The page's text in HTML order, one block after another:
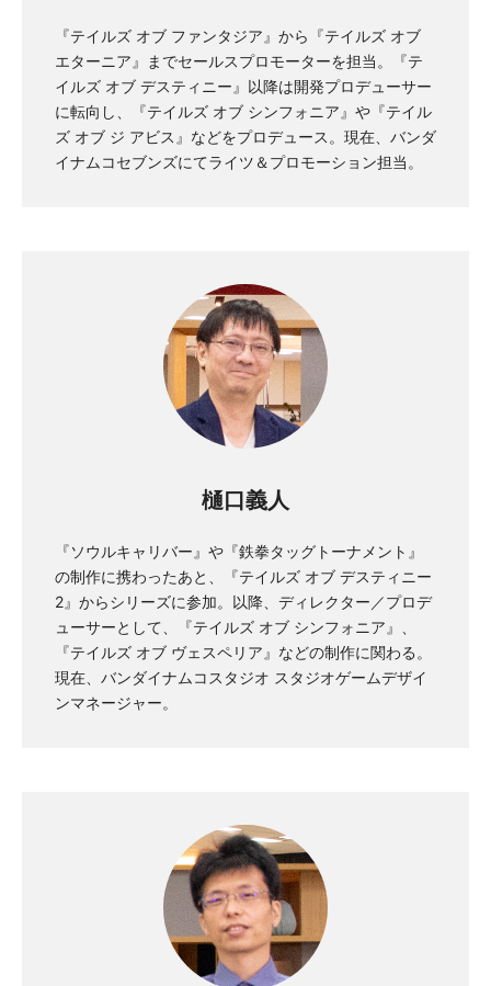
『テイルズ オブ ファンタジア』から『テイルズ オブ
エターニア』までセールスプロモーターを担当。『テ
イルズ オブ デスティニー』以降は開発プロデューサー
に転向し、『テイルズ オブ シンフォニア』や『テイル
ズ オブ ジ アビス』などをプロデュース。現在、バンダ
イナムコセブンズにてライツ＆プロモーション担当。
樋口義人
『ソウルキャリバー』や『鉄拳タッグトーナメント』
の制作に携わったあと、『テイルズ オブ デスティニー
2』からシリーズに参加。以降、ディレクター／プロデ
ューサーとして、『テイルズ オブ シンフォニア』、
『テイルズ オブ ヴェスペリア』などの制作に関わる。
現在、バンダイナムコスタジオ スタジオゲームデザイ
ンマネージャー。